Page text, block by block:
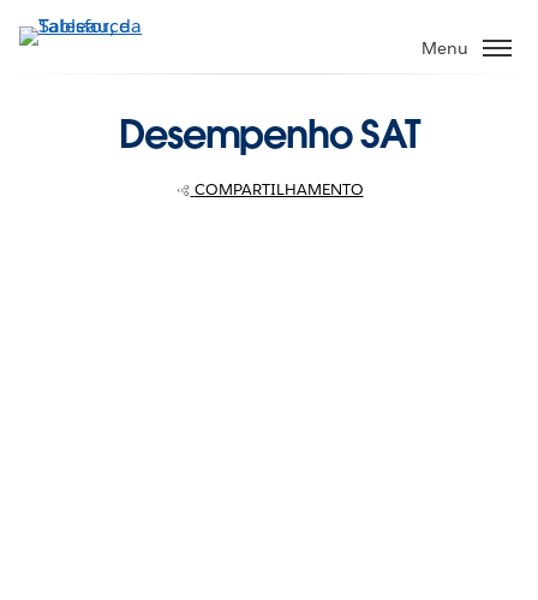
Pular
para
Menu
Desempenho SAT
COMPARTILHAMENTO